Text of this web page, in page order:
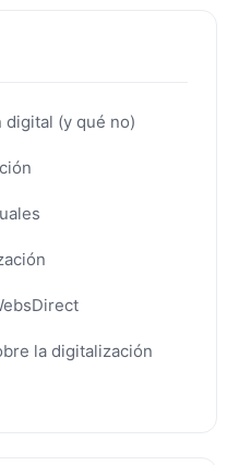
digital (y qué no)
la digitalización